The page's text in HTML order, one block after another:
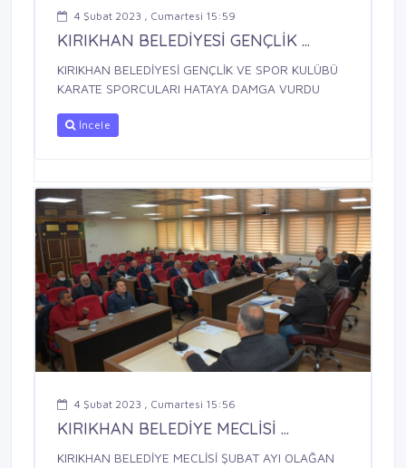
4 Şubat 2023 , Cumartesi 15:59
KIRIKHAN BELEDİYESİ GENÇLİK ...
KIRIKHAN BELEDİYESİ GENÇLİK VE SPOR KULÜBÜ
KARATE SPORCULARI HATAYA DAMGA VURDU
İncele
4 Şubat 2023 , Cumartesi 15:56
KIRIKHAN BELEDİYE MECLİSİ ...
KIRIKHAN BELEDİYE MECLİSİ ŞUBAT AYI OLAĞAN